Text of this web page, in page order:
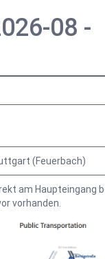
08 -
(Feuerbach)
am Haupteingang
vorhanden.